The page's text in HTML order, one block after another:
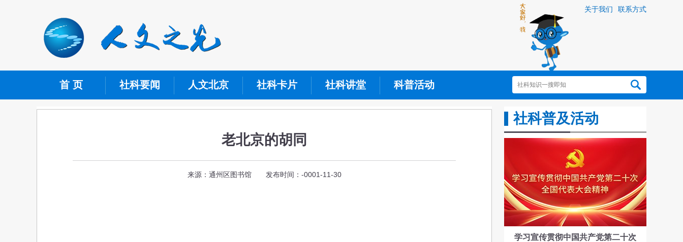
关于我们 联系方式
首 页 社科要闻 人文北京 社科卡片 社科讲堂 科普活动
老北京的胡同
来源：通州区图书馆 发布时间：-0001-11-30
社科普及活动
学习宣传贯彻中国共产党第二十次